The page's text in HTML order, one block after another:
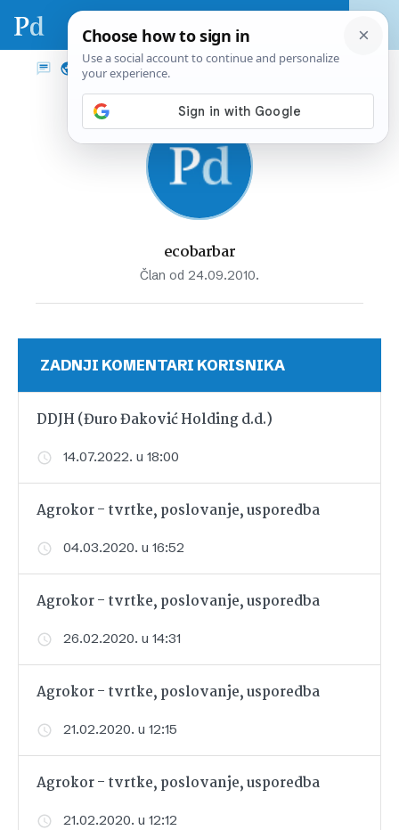
ecobarbar
Član od 24.09.2010.
ZADNJI KOMENTARI KORISNIKA
DDJH (Đuro Đaković Holding d.d.)
14.07.2022. u 18:00
Agrokor - tvrtke, poslovanje, usporedba
04.03.2020. u 16:52
Agrokor - tvrtke, poslovanje, usporedba
26.02.2020. u 14:31
Agrokor - tvrtke, poslovanje, usporedba
21.02.2020. u 12:15
Agrokor - tvrtke, poslovanje, usporedba
21.02.2020. u 12:12